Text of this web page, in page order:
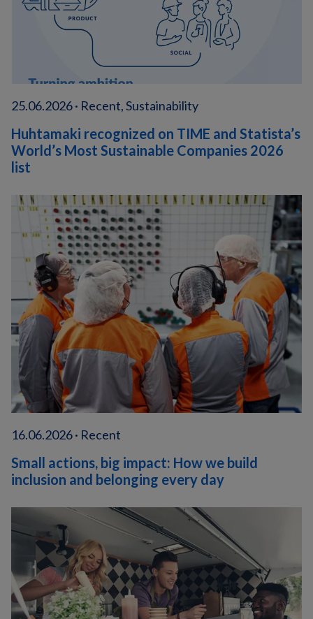
25.06.2026 · Recent, Sustainability
Huhtamaki recognized on TIME and Statista’s
World’s Most Sustainable Companies 2026
list
16.06.2026 · Recent
Small actions, big impact: How we build
inclusion and belonging every day